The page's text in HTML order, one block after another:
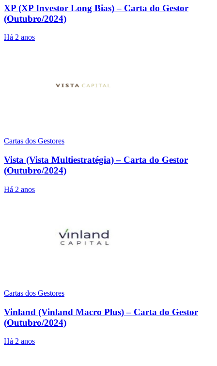
XP (XP Investor Long Bias) – Carta do Gestor
(Outubro/2024)
Há 2 anos
Cartas dos Gestores
Vista (Vista Multiestratégia) – Carta do Gestor
(Outubro/2024)
Há 2 anos
Cartas dos Gestores
Vinland (Vinland Macro Plus) – Carta do Gestor
(Outubro/2024)
Há 2 anos